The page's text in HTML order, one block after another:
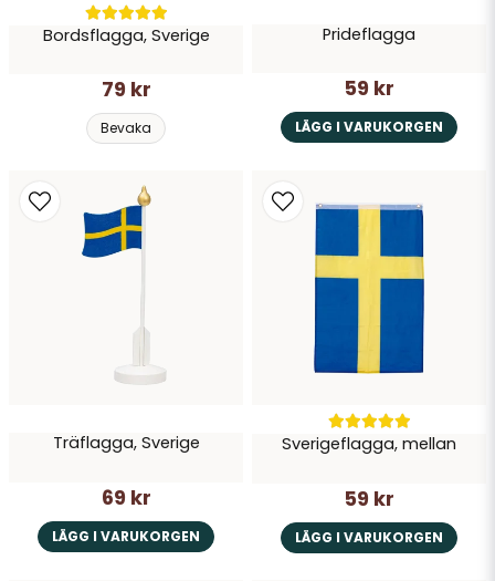
Skicka fråga
Bordsflagga, Sverige
79 kr
Bevaka
Prideflagga
59 kr
LÄGG I VARUKORGEN
Träflagga, Sverige
69 kr
LÄGG I VARUKORGEN
Sverigeflagga, mellan
59 kr
LÄGG I VARUKORGEN